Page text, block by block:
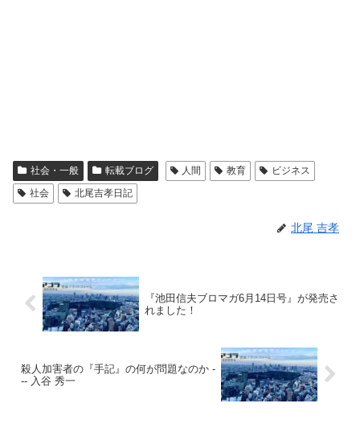
社会・一般 転載ブログ 人間 教育
ビジネス
社会
北尾吉孝日記
北尾 吉孝
『池田信夫ブロマガ6月14日号』が発売さ
れました！
殺人加害者の『手記』の何が問題なのか -
-- 入谷 秀一